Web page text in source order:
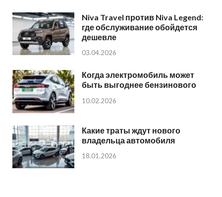
Niva Travel против Niva Legend:
где обслуживание обойдется
дешевле
03.04.2026
Когда электромобиль может
быть выгоднее бензинового
10.02.2026
Какие траты ждут нового
владельца автомобиля
18.01.2026